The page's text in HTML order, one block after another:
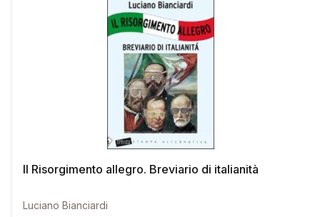
Il Risorgimento allegro. Breviario di italianità
Luciano Bianciardi